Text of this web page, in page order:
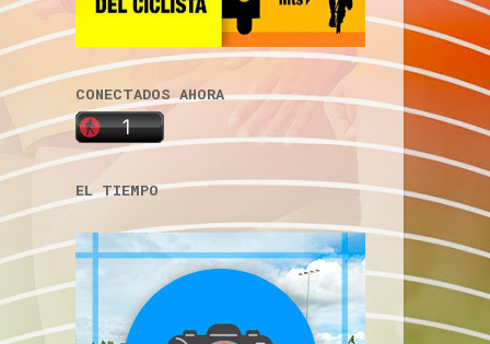
CONECTADOS AHORA
EL TIEMPO